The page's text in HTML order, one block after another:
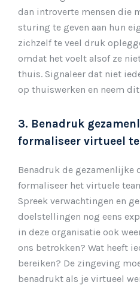
dan introverte mensen die
sturing te geven aan hun
zichzelf te veel druk
omdat het voelt alsof ze
thuis. Signaleer dat niet
op thuiswerken en neem
3. Benadruk
formaliseer virtueel
Benadruk de gezamenlijke
formaliseer het virtuele
Spreek verwachtingen en
doelstellingen nog eens
in deze organisatie ook
ons betrokken? Wat heeft
bereiken? De zingeving
benadrukt als je virtueel